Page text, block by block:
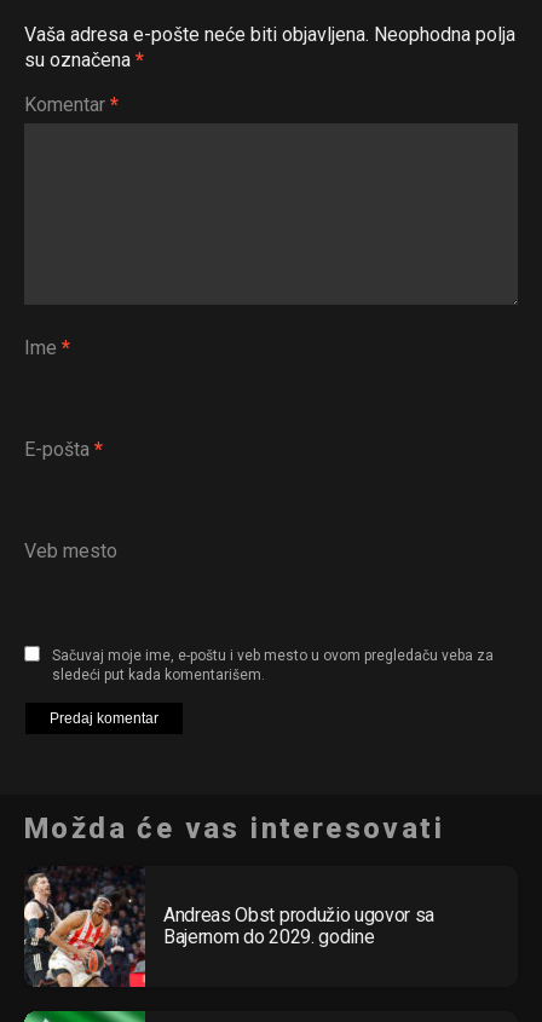
Vaša adresa e-pošte neće biti objavljena. Neophodna polja
su označena *
Komentar *
Ime *
E-pošta *
Veb mesto
Sačuvaj moje ime, e-poštu i veb mesto u ovom pregledaču veba za
sledeći put kada komentarišem.
Možda će vas interesovati
Andreas Obst produžio ugovor sa
Bajernom do 2029. godine